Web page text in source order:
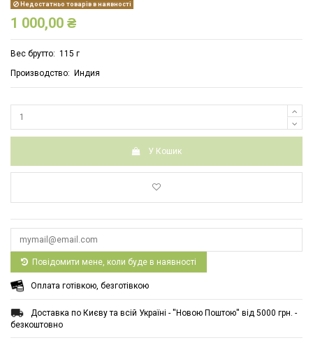
Недостатньо товарів в наявності
1 000,00 ₴
Вес брутто: 115 г
Производство: Индия
У Кошик
Повідомити мене, коли буде в наявності
Оплата готівкою, безготівкою
Доставка по Києву та всій Україні - ''Новою Поштою'' від 5000 грн. -
безкоштовно